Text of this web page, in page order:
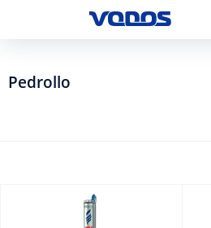
Pedrollo